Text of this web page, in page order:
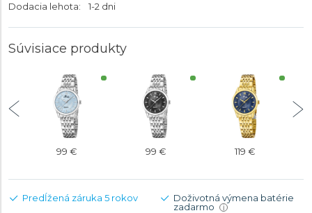
Dodacia lehota:
1-2 dni
Súvisiace produkty
99 € 99 € 119 €
Predĺžená záruka 5 rokov
Doživotná výmena batérie
zadarmo
i